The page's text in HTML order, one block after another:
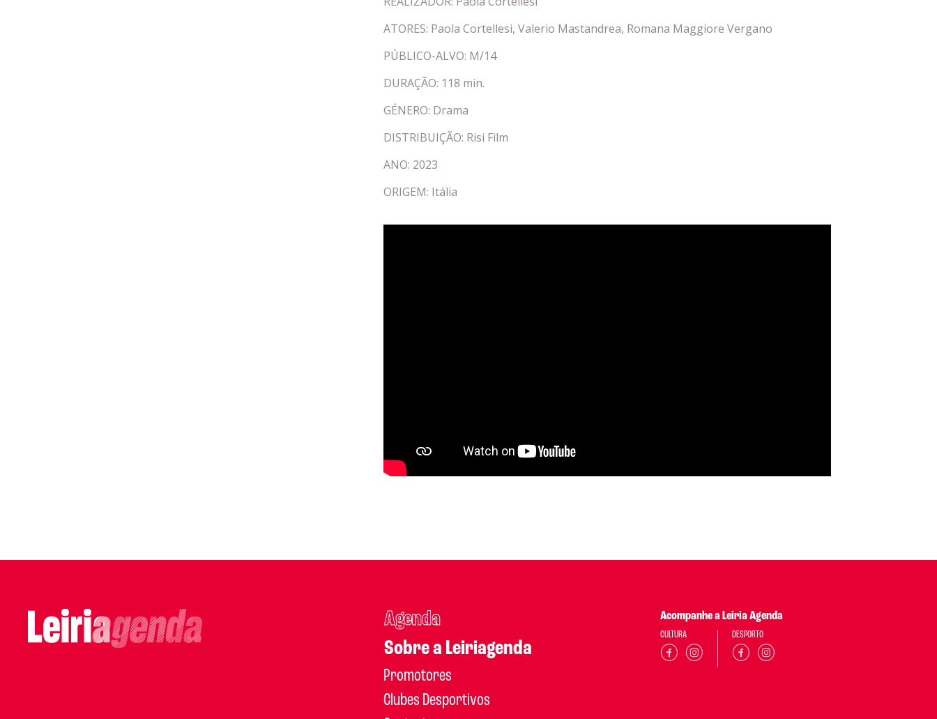
ATORES: Paola Cortellesi, Valerio Mastandrea, Romana Maggiore Vergano
PÚBLICO-ALVO: M/14
DURAÇÃO: 118 min.
GÉNERO: Drama
DISTRIBUIÇÃO: Risi Film
ANO: 2023
ORIGEM: Itália
Agenda
Sobre a Leiriagenda
Promotores
Clubes Desportivos
Acompanhe a Leiria Agenda
CULTURA DESPORTO